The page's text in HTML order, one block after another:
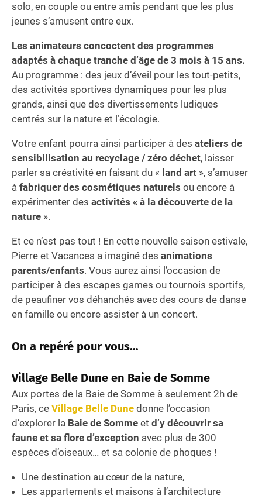
solo, en couple ou entre amis pendant que les plus
jeunes s’amusent entre eux.
Les animateurs concoctent des programmes
adaptés à chaque tranche d’âge de 3 mois à 15 ans.
Au programme : des jeux d’éveil pour les tout-petits,
des activités sportives dynamiques pour les plus
grands, ainsi que des divertissements ludiques
centrés sur la nature et l’écologie.
Votre enfant pourra ainsi participer à des ateliers de
sensibilisation au recyclage / zéro déchet, laisser
parler sa créativité en faisant du « land art », s’amuser
à fabriquer des cosmétiques naturels ou encore à
expérimenter des activités « à la découverte de la
nature ».
Et ce n’est pas tout ! En cette nouvelle saison estivale,
Pierre et Vacances a imaginé des animations
parents/enfants. Vous aurez ainsi l’occasion de
participer à des escapes games ou tournois sportifs,
de peaufiner vos déhanchés avec des cours de danse
en famille ou encore assister à un concert.
On a repéré pour vous…
Village Belle Dune en Baie de Somme
Aux portes de la Baie de Somme à seulement 2h de
Paris, ce Village Belle Dune donne l’occasion
d’explorer la Baie de Somme et d’y découvrir sa
faune et sa flore d’exception avec plus de 300
espèces d’oiseaux… et sa colonie de phoques !
Une destination au cœur de la nature,
Les appartements et maisons à l’architecture